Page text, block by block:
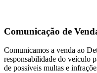
Comunicação de
Comunicamos a venda ao
responsabilidade do veículo
de possíveis multas e